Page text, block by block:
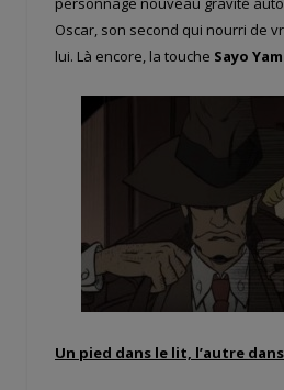
Oscar, son second qui nourri de
lui. Là encore, la touche Sayo
Un pied dans le lit, l’autre